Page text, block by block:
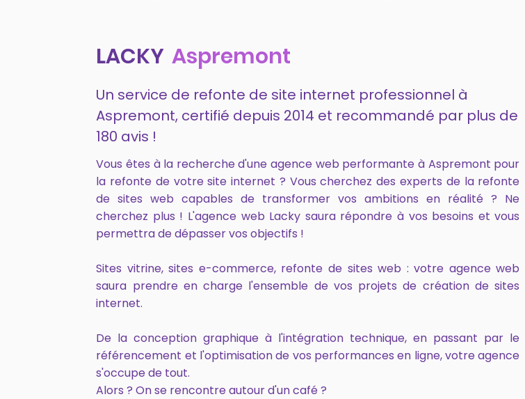
LACKY Aspremont
Un service de refonte de site internet professionnel à
Aspremont, certifié depuis 2014 et recommandé par plus de
180 avis !
Vous êtes à la recherche d'une agence web performante à Aspremont pour
la refonte de votre site internet ? Vous cherchez des experts de la refonte
de sites web capables de transformer vos ambitions en réalité ? Ne
cherchez plus ! L'agence web Lacky saura répondre à vos besoins et vous
permettra de dépasser vos objectifs !
Sites vitrine, sites e-commerce, refonte de sites web : votre agence web
saura prendre en charge l'ensemble de vos projets de création de sites
internet.
De la conception graphique à l'intégration technique, en passant par le
référencement et l'optimisation de vos performances en ligne, votre agence
s'occupe de tout.
Alors ? On se rencontre autour d'un café ?